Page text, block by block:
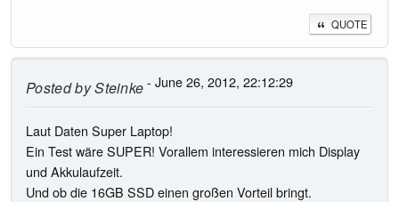
QUOTE
Posted bySteinke- June 26, 2012, 22:12:29
Laut Daten Super Laptop!
Ein Test wäre SUPER! Vorallem interessieren mich Display
und Akkulaufzeit.
Und ob die 16GB SSD einen großen Vorteil bringt.